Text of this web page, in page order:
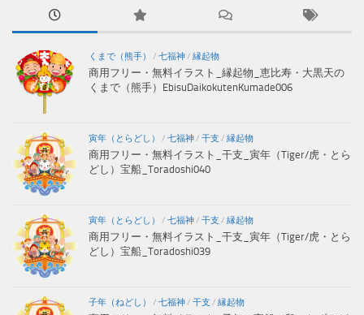
くまで（熊手） / 七福神/ 縁起物
商用フリー・無料イラスト_縁起物_恵比寿・大黒天の
くまで（熊手）EbisuDaikokutenKumade006
寅年（とらどし） / 七福神/ 干支 / 縁起物
商用フリー・無料イラスト_干支_寅年（Tiger/虎・とら
どし）宝船_Toradoshi040
寅年（とらどし） / 七福神/ 干支 / 縁起物
商用フリー・無料イラスト_干支_寅年（Tiger/虎・とら
どし）宝船_Toradoshi039
子年（ねどし） / 七福神/ 干支 / 縁起物